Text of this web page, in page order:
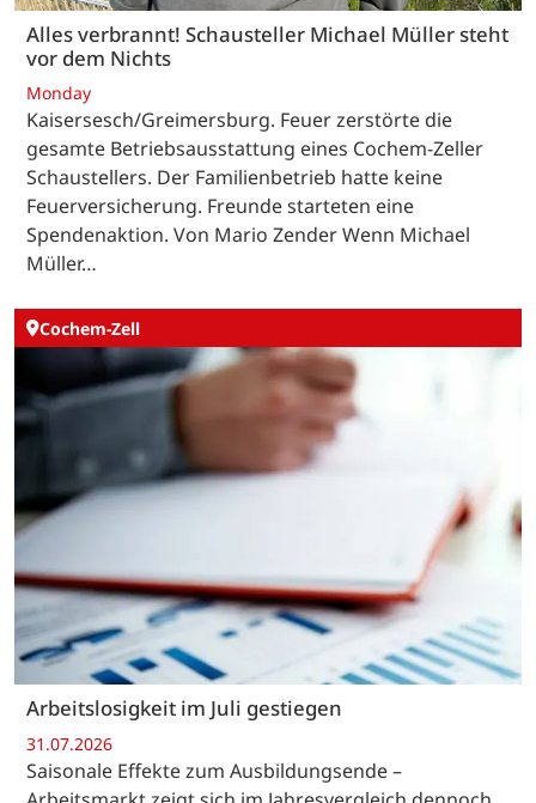
Alles verbrannt! Schausteller Michael Müller steht
vor dem Nichts
Monday
Kaisersesch/Greimersburg. Feuer zerstörte die
gesamte Betriebsausstattung eines Cochem-Zeller
Schaustellers. Der Familienbetrieb hatte keine
Feuerversicherung. Freunde starteten eine
Spendenaktion. Von Mario Zender Wenn Michael
Müller…
Cochem-Zell
Arbeitslosigkeit im Juli gestiegen
31.07.2026
Saisonale Effekte zum Ausbildungsende –